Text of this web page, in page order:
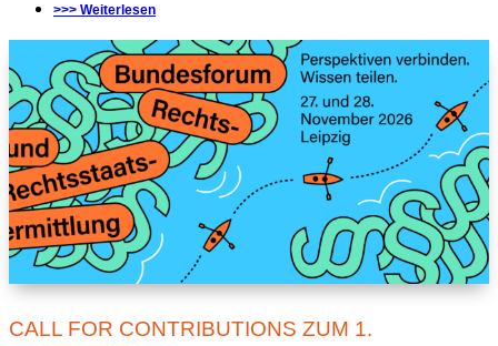
>>> Weiterlesen
CALL FOR CONTRIBUTIONS ZUM 1.